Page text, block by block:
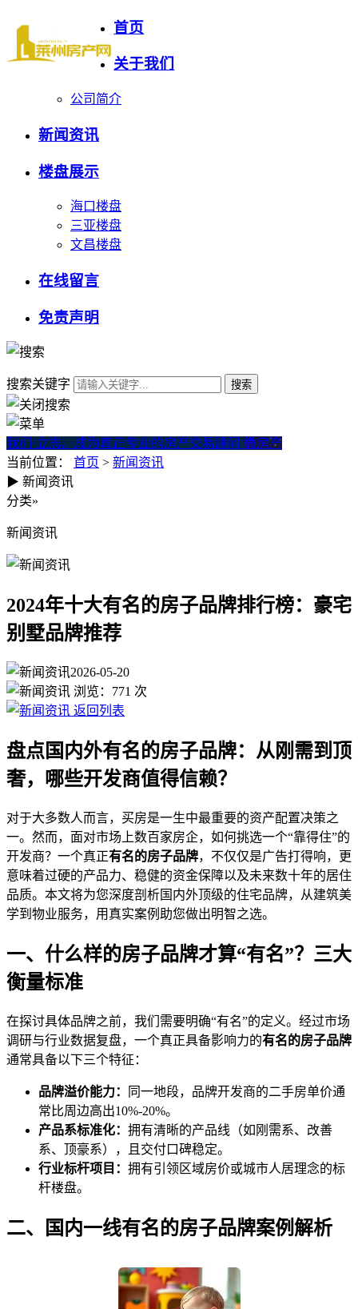
首页
关于我们
公司简介
新闻资讯
楼盘展示
海口楼盘
三亚楼盘
文昌楼盘
在线留言
免责声明
搜索关键字
我们·立志。成为真正专业的房产交易顾问 微房产
当前位置： 首页 > 新闻资讯
2024年十大有名的房子品牌排
▶ 新闻资讯
分类»
新闻资讯
2024年十大有名的房子品牌排行榜：豪宅
别墅品牌推荐
2026-05-20
浏览： 771 次
返回列表
盘点国内外有名的房子品牌：从刚需到顶
奢，哪些开发商值得信赖？
对于大多数人而言，买房是一生中最重要的资产配置决策之
一。然而，面对市场上数百家房企，如何挑选一个“靠得住”的
开发商？一个真正有名的房子品牌，不仅仅是广告打得响，更
意味着过硬的产品力、稳健的资金保障以及未来数十年的居住
品质。本文将为您深度剖析国内外顶级的住宅品牌，从建筑美
学到物业服务，用真实案例助您做出明智之选。
一、什么样的房子品牌才算“有名”？三大
衡量标准
在探讨具体品牌之前，我们需要明确“有名”的定义。经过市场
调研与行业数据复盘，一个真正具备影响力的有名的房子品牌
通常具备以下三个特征：
品牌溢价能力：
同一地段，品牌开发商的二手房单价通
常比周边高出10%-20%。
产品系标准化： 拥有清晰的产品线（如刚需系、改善
系、顶豪系），且交付口碑稳定。
行业标杆项目： 拥有引领区域房价或城市人居理念的标
杆楼盘。
二、国内一线有名的房子品牌案例解析